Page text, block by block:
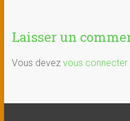
Laisser un
Vous devez vous connecter